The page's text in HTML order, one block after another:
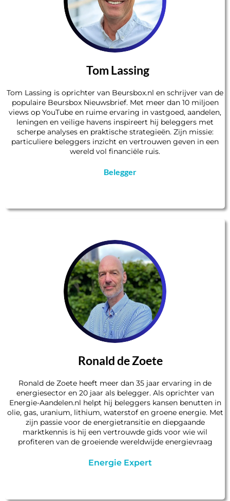
Tom Lassing
Tom Lassing is oprichter van Beursbox.nl en schrijver van de
populaire Beursbox Nieuwsbrief. Met meer dan 10 miljoen
views op YouTube en ruime ervaring in vastgoed, aandelen,
leningen en veilige havens inspireert hij beleggers met
scherpe analyses en praktische strategieën. Zijn missie:
particuliere beleggers inzicht en vertrouwen geven in een
wereld vol financiële ruis.
Belegger
Ronald de Zoete
Ronald de Zoete heeft meer dan 35 jaar ervaring in de
energiesector en 20 jaar als belegger. Als oprichter van
Energie-Aandelen.nl helpt hij beleggers kansen benutten in
olie, gas, uranium, lithium, waterstof en groene energie. Met
zijn passie voor de energietransitie en diepgaande
marktkennis is hij een vertrouwde gids voor wie wil
profiteren van de groeiende wereldwijde energievraag
Energie Expert